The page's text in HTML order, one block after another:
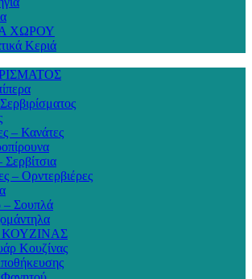
ΧΩΡΟΥ
Κεριά
– Κανάτες
Σερβίτσια
– Ορντερβιέρες
– Σουπλά
Κουζίνας